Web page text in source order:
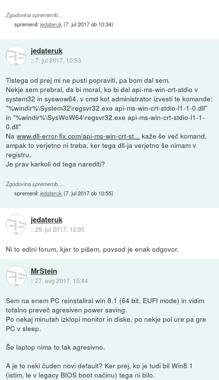
Zgodovina sprememb…
spremenil:jedateruk (7. jul 2017 ob 10:34)
jedateruk
::7. jul 2017, 10:53
Tistega od prej mi ne pusti popraviti, pa bom dal sem.
Nekje sem prebral, da bi moral, ko bi dal api-ms-win-crt-stdio v
system32 in syswow64, v cmd kot administrator izvesti te komande:
"%windir%\System32\regsvr32.exe api-ms-win-crt-stdio-l1-1-0.dll"
in "%windir%\SysWoW64\regsvr32.exe api-ms-win-crt-stdio-l1-1-
0.dll"
Nawww.dll-error-fix.com/api-ms-win-crt-st... kaže še več komand,
ampak to verjetno ni treba, ker tega dll-ja verjetno še nimam v
registru.
Je prav karkoli od tega narediti?
Zgodovina sprememb…
spremenil:jedateruk (7. jul 2017 ob 10:55)
jedateruk
::29. jul 2017, 12:35
Ni to edini forum, kjer to pišem, povsod je enak odgovor.
MrStein
::27. avg 2017, 15:44
Sem na enem PC reinstaliral win 8.1 (64 bit, EUFI mode) in vidim
totalno preveč agresiven power saving.
Po nekaj minutah izklopi monitor in diske, po nekje pol ure pa gre
PC v sleep.
Še laptop nima to tak agresivno.
A je to neki čuden novi default? Ker prej, ko je tudi bil Win8.1
(istim, le v legacy BIOS boot načinu) tega ni bilo.